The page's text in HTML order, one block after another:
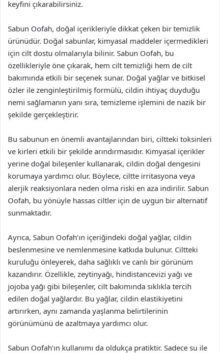
keyfini çıkarabilirsiniz.
Sabun Oofah, doğal içerikleriyle dikkat çeken bir temizlik
ürünüdür. Doğal sabunlar, kimyasal maddeler içermedikleri
için cilt dostu olmalarıyla bilinir. Sabun Oofah, bu
özellikleriyle öne çıkarak, hem cilt temizliği hem de cilt
bakımında etkili bir seçenek sunar. Doğal yağlar ve bitkisel
özler ile zenginleştirilmiş formülü, cildin ihtiyaç duyduğu
nemi sağlamanın yanı sıra, temizleme işlemini de nazik bir
şekilde gerçekleştirir.
Bu sabunun en önemli avantajlarından biri, ciltteki toksinleri
ve kirleri etkili bir şekilde arındırmasıdır. Kimyasal içerikler
yerine doğal bileşenler kullanarak, cildin doğal dengesini
korumaya yardımcı olur. Böylece, ciltte irritasyona veya
alerjik reaksiyonlara neden olma riski en aza indirilir. Sabun
Oofah, bu yönüyle hassas ciltler için de uygun bir alternatif
sunmaktadır.
Ayrıca, Sabun Oofah’ın içeriğindeki doğal yağlar, cildin
beslenmesine ve nemlenmesine katkıda bulunur. Ciltteki
kuruluğu önleyerek, daha sağlıklı ve canlı bir görünüm
kazandırır. Özellikle, zeytinyağı, hindistancevizi yağı ve
jojoba yağı gibi bileşenler, cilt bakımında sıklıkla tercih
edilen doğal yağlardır. Bu yağlar, cildin elastikiyetini
artırırken, aynı zamanda yaşlanma belirtilerinin
görünümünü de azaltmaya yardımcı olur.
Sabun Oofah’ın kullanımı da oldukça pratiktir. Sadece su ile